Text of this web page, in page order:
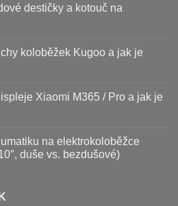
destičky a kotouč na
koloběžek Kugoo a jak je
Xiaomi M365 / Pro a jak je
na elektrokoloběžce
duše vs. bezdušové)